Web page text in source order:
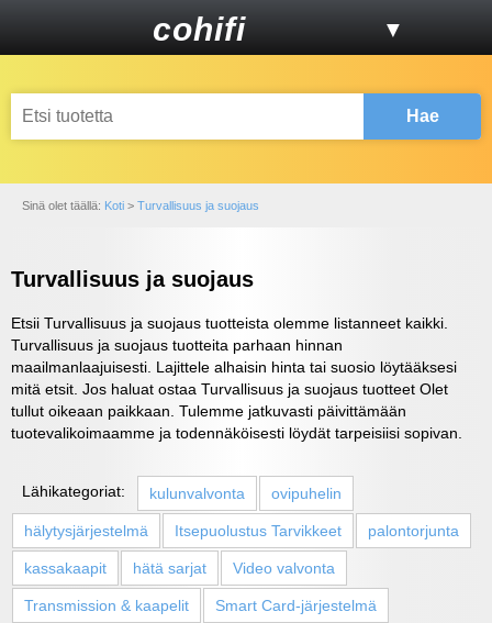
cohifi ▼
Hae
Sinä olet täällä: Koti > Turvallisuus ja suojaus
Turvallisuus ja suojaus
Etsii Turvallisuus ja suojaus tuotteista olemme listanneet kaikki.
Turvallisuus ja suojaus tuotteita parhaan hinnan
maailmanlaajuisesti. Lajittele alhaisin hinta tai suosio löytääksesi
mitä etsit. Jos haluat ostaa Turvallisuus ja suojaus tuotteet Olet
tullut oikeaan paikkaan. Tulemme jatkuvasti päivittämään
tuotevalikoimaamme ja todennäköisesti löydät tarpeisiisi sopivan.
Lähikategoriat: kulunvalvonta ovipuhelin
hälytysjärjestelmä Itsepuolustus Tarvikkeet palontorjunta
kassakaapit hätä sarjat Video valvonta
Transmission & kaapelit Smart Card-järjestelmä